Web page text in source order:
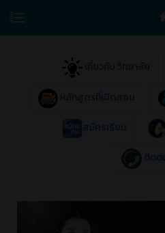
เกี่ยวกับ วิทยาลัย
หลักสูตรที่เปิดสอน
สมัครเรียน
ติดต่